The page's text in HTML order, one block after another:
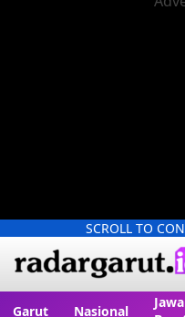
SCROLL TO
Garut Nasional
Jawa